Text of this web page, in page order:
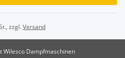
zzgl.Versand
Wilesco Dampfmaschinen